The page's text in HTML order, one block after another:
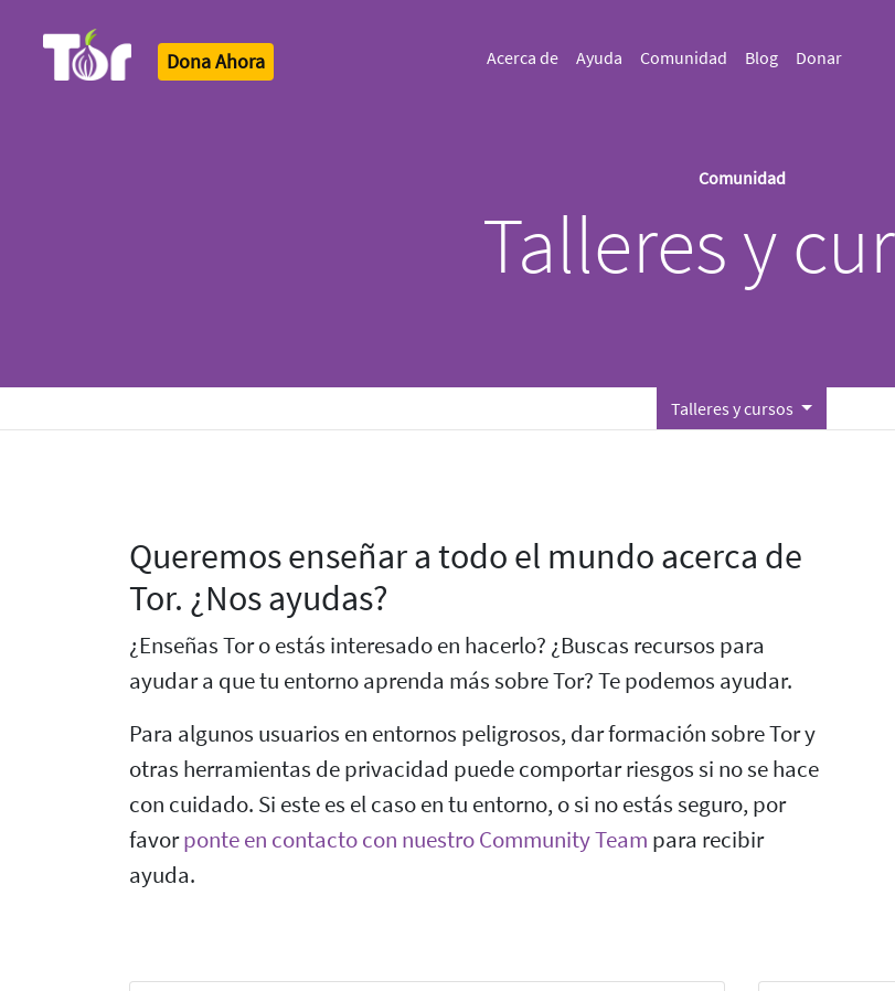
Dona Ahora Acerca de Ayuda Comunidad Blog Donar
Comunidad
Talleres y
Talleres y cursos
Queremos enseñar a todo el mundo acerca de
Tor. ¿Nos ayudas?
¿Enseñas Tor o estás interesado en hacerlo? ¿Buscas recursos para
ayudar a que tu entorno aprenda más sobre Tor? Te podemos ayudar.
Para algunos usuarios en entornos peligrosos, dar formación sobre Tor y
otras herramientas de privacidad puede comportar riesgos si no se hace
con cuidado. Si este es el caso en tu entorno, o si no estás seguro, por
favorponte en contacto con nuestro Community Team para recibir
ayuda.